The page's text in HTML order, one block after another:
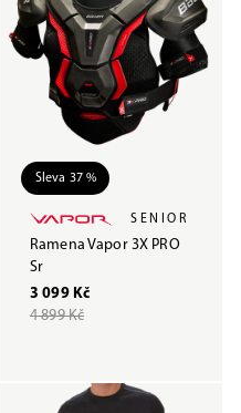
Sleva 37 %
SENIOR
Ramena Vapor 3X PRO
Sr
3 099 Kč
4 899 Kč